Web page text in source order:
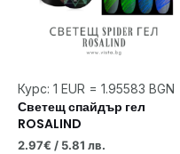
Курс: 1 EUR = 1.95583 BGN
Светещ спайдър гел
ROSALIND
2.97€ / 5.81 лв.